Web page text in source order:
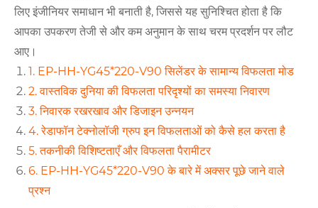
लिए इंजीनियर समाधान भी बनाती है, जिससे यह सुनिश्चित होता है कि
आपका उपकरण तेजी से और कम अनुमान के साथ चरम प्रदर्शन पर लौट
आए।
1. EP-HH-YG45*220-V90 सिलेंडर के सामान्य विफलता मोड
2. वास्तविक दुनिया की विफलता परिदृश्यों का समस्या निवारण
3. निवारक रखरखाव और डिजाइन उन्नयन
4. रेडाफॉन टेक्नोलॉजी ग्रुप इन विफलताओं को कैसे हल करता है
5. तकनीकी विशिष्टताएँ और विफलता पैरामीटर
6. EP-HH-YG45*220-V90 के बारे में अक्सर पूछे जाने वाले
प्रश्न